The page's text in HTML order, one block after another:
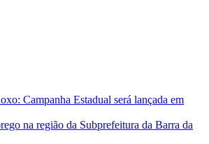
Campanha Estadual será lançada em
na região da Subprefeitura da Barra da